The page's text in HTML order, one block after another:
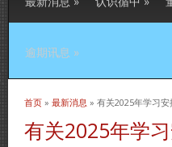
逾期讯息 »
当前位置
首页 » 最新消息 » 有关2025年学习安
有关2025年学